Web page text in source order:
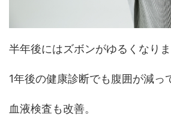
半年後にはズボンがゆるくなりま
1年後の健康診断でも腹囲が減っ
血液検査も改善。